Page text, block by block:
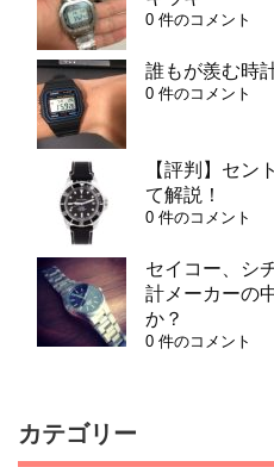
0 件のコメント
誰もが羨む時
0 件のコメント
【評判】セン
て解説！
0 件のコメント
セイコー、シ
計メーカーの
か？
0 件のコメント
カテゴリー